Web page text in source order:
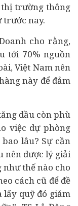
trường thông
trước nay.
cho rằng,
tới 70% nguồn
Việt Nam nên
này để đảm
dầu còn phù
việc dự phòng
lâu? Sự cần
nên được lý giải
như thế nào cho
cách cũ để đề
lấy quỹ đó giảm